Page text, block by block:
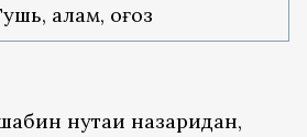
қалам, қоғоз
нуқтаи назаридан,